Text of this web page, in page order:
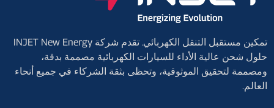
تمكين مستقبل التنقل الكهربائي. تقدم شركة INJET New Energy
حلول شحن عالية الأداء للسيارات الكهربائية مصممة بدقة،
ومصممة لتحقيق الموثوقية، وتحظى بثقة الشركاء في جميع أنحاء
العالم.